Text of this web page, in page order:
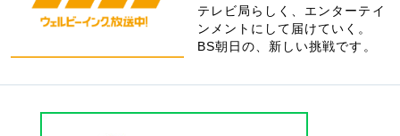
テレビ局らしく、エンターテイ
ンメントにして届けていく。
BS朝日の、新しい挑戦です。